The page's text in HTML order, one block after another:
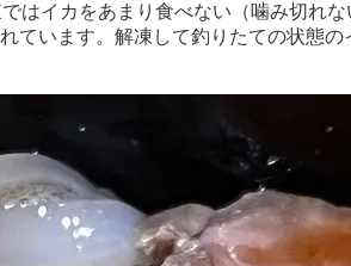
はイカをあまり食べない（噛み切れ
ています。解凍して釣りたての状態